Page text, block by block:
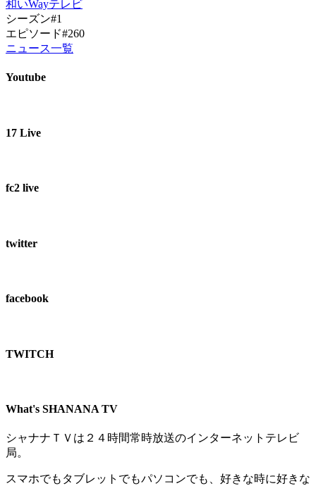
和いWayテレビ
シーズン#1
エピソード#260
ニュース一覧
Youtube
17 Live
fc2 live
twitter
facebook
TWITCH​
What's SHANANA TV
シャナナＴＶは２４時間常時放送のインターネットテレビ
局。
スマホでもタブレットでもパソコンでも、好きな時に好きな